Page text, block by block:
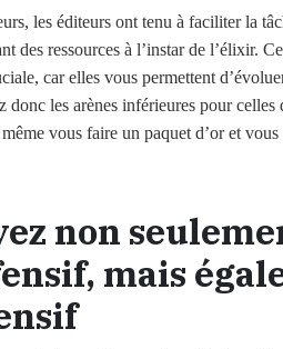
les éditeurs ont tenu à faciliter la
des ressources à l’instar de l’élixir.
car elles vous permettent
donc les arènes inférieures pour celles
vous faire un paquet d’or et
non
mais